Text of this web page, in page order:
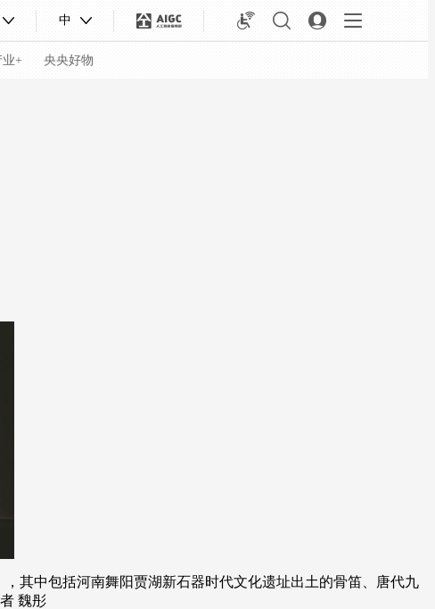
中
业+ 央央好物
中包括河南舞阳贾湖新石器时代文化遗址出土的骨笛、唐代九
魏彤